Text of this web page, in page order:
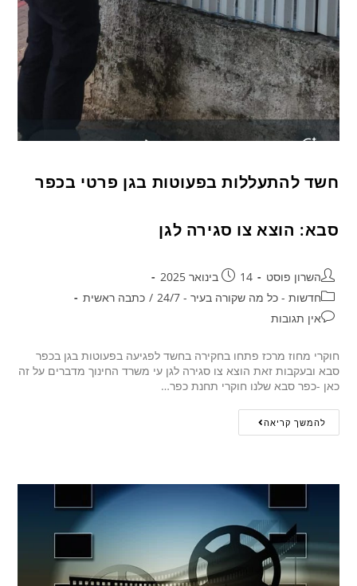
חשד להתעללות בפעוטות בגן פרטי בכפר
סבא: הוצא צו סגירה לגן
השרון פוסט
14 בינואר 2025
חדשות - כל מה שקורה בעיר - 24/7
/ כתבה ראשית
אין תגובות
חוקרי מחוז מרכז פתחו בחקירה בחשד לפגיעה בפעוטות בגן בכפר
סבא ובעקבות זאת הוצא צו סגירה לגן עי משרד החינוך מדברים על זה
כאן -כפר סבא שלנו חוקרי תחנת כפר…
להמשך קריאה